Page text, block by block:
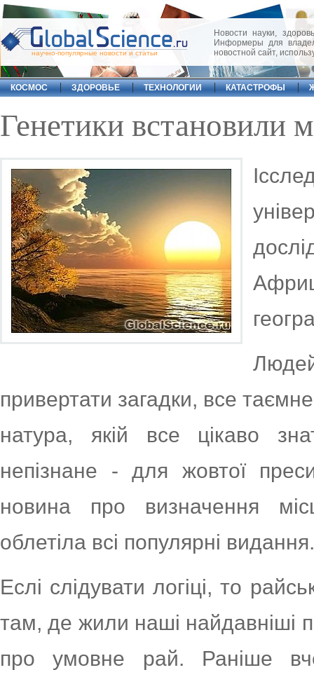
научно-популярные новости и статьи
Новости науки,
Информеры для
новостной сайт,
КОСМОС ЗДОРОВЬЕ ТЕХНОЛОГИИ КАТАСТРОФЫ
Генетики встановили
привертати загадки, все
натура, якій все цікаво
непізнане - для жовтої
новина про визначення
облетіла всі популярні видання.
Еслі слідувати логіці, то
там, де жили наші найдавніші
про умовне рай. Раніше